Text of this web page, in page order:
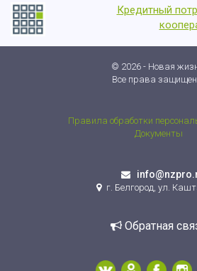
Кредитный
© 2026 - Новая
Все права
Правила обработки
Документы
г. Белгород, ул.
Обратная